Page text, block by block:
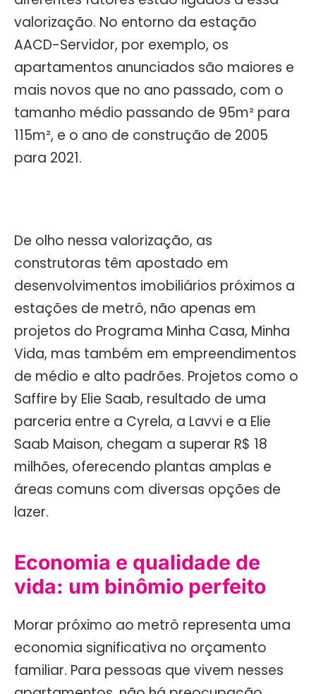
valorização. No entorno da estação
AACD-Servidor, por exemplo, os
apartamentos anunciados são maiores e
mais novos que no ano passado, com o
tamanho médio passando de 95m² para
115m², e o ano de construção de 2005
para 2021.
De olho nessa valorização, as
construtoras têm apostado em
desenvolvimentos imobiliários próximos a
estações de metrô, não apenas em
projetos do Programa Minha Casa, Minha
Vida, mas também em empreendimentos
de médio e alto padrões. Projetos como o
Saffire by Elie Saab, resultado de uma
parceria entre a Cyrela, a Lavvi e a Elie
Saab Maison, chegam a superar R$ 18
milhões, oferecendo plantas amplas e
áreas comuns com diversas opções de
lazer.
Economia e qualidade de
vida: um binômio perfeito
Morar próximo ao metrô representa uma
economia significativa no orçamento
familiar. Para pessoas que vivem nesses